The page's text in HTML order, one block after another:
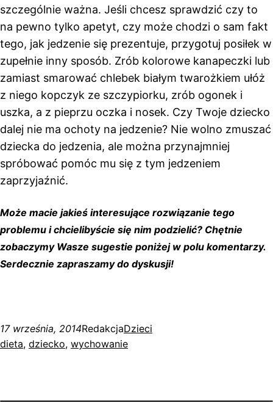
szczególnie ważna. Jeśli chcesz sprawdzić czy to
na pewno tylko apetyt, czy może chodzi o sam fakt
tego, jak jedzenie się prezentuje, przygotuj posiłek w
zupełnie inny sposób. Zrób kolorowe kanapeczki lub
zamiast smarować chlebek białym twarożkiem ułóż
z niego kopczyk ze szczypiorku, zrób ogonek i
uszka, a z pieprzu oczka i nosek. Czy Twoje dziecko
dalej nie ma ochoty na jedzenie? Nie wolno zmuszać
dziecka do jedzenia, ale można przynajmniej
spróbować pomóc mu się z tym jedzeniem
zaprzyjaźnić.
Może macie jakieś interesujące rozwiązanie tego
problemu i chcielibyście się nim podzielić? Chętnie
zobaczymy Wasze sugestie poniżej w polu komentarzy.
Serdecznie zapraszamy do dyskusji!
17 września, 2014RedakcjaDzieci
dieta, dziecko, wychowanie